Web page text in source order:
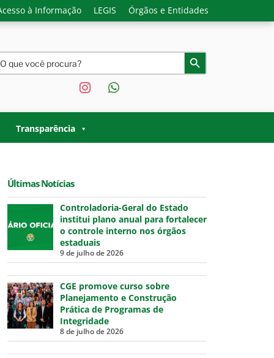
à Informação LEGIS Órgãos e Entidades
ACRE |
do Estado do Acre.
Search Button
instagramwhatsapp
Transparência
Últimas Notícias
Controladoria-Geral do Estado
institui plano anual para fortalecer
o controle interno nos órgãos
estaduais
9 de julho de 2026
CGE promove curso sobre
Planejamento e Construção
Prática de Programas de
Integridade
8 de julho de 2026